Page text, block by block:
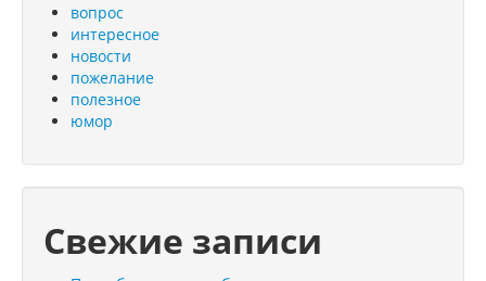
вопрос
интересное
новости
пожелание
полезное
юмор
Свежие записи